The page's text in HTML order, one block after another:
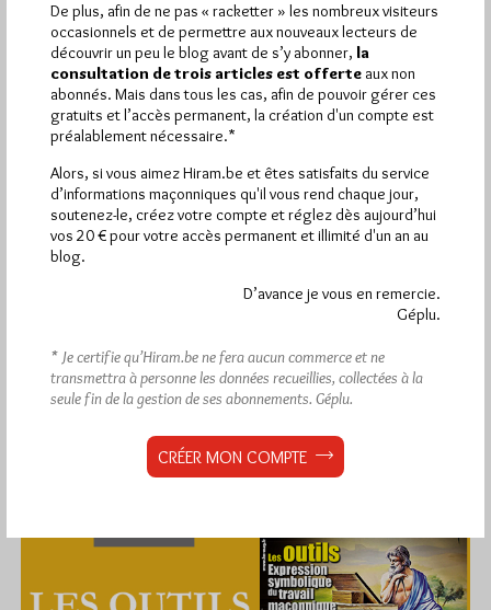
De plus, afin de ne pas « racketter » les nombreux visiteurs
occasionnels et de permettre aux nouveaux lecteurs de
découvrir un peu le blog avant de s’y abonner, la
consultation de trois articles est offerte aux non
abonnés. Mais dans tous les cas, afin de pouvoir gérer ces
gratuits et l’accès permanent, la création d'un compte est
préalablement nécessaire.*
Alors, si vous aimez Hiram.be et êtes satisfaits du service
d’informations maçonniques qu'il vous rend chaque jour,
soutenez-le, créez votre compte et réglez dès aujourd’hui
vos 20 € pour votre accès permanent et illimité d'un an au
blog.
D’avance je vous en remercie.
Géplu.
* Je certifie qu’Hiram.be ne fera aucun commerce et ne
transmettra à personne les données recueillies, collectées à la
seule fin de la gestion de ses abonnements. Géplu.
CRÉER MON COMPTE